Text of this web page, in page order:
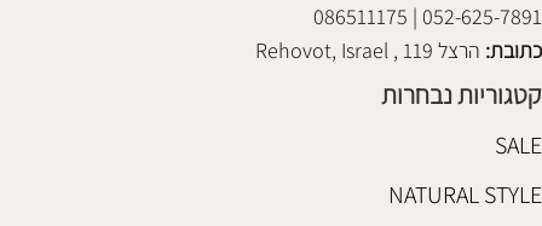
052-625-7891 | 086511175
כתובת: הרצל 119 , Rehovot, Israel
קטגוריות נבחרות
SALE
NATURAL STYLE